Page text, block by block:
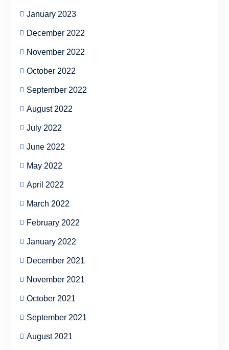
January 2023
December 2022
November 2022
October 2022
September 2022
August 2022
July 2022
June 2022
May 2022
April 2022
March 2022
February 2022
January 2022
December 2021
November 2021
October 2021
September 2021
August 2021